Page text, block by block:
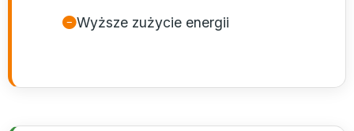
Wyższe zużycie energii